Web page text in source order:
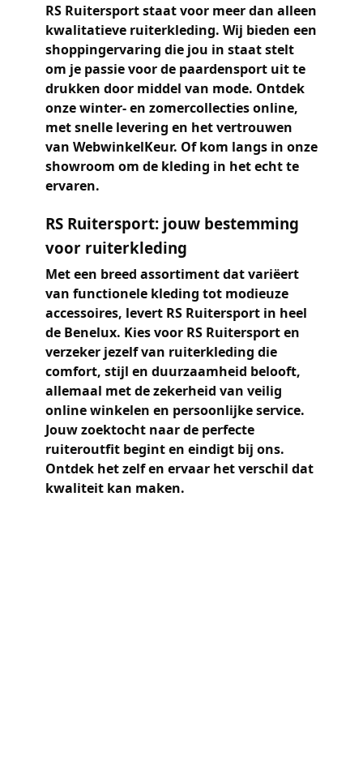
RS Ruitersport staat voor meer dan alleen
kwalitatieve ruiterkleding. Wij bieden een
shoppingervaring die jou in staat stelt
om je passie voor de paardensport uit te
drukken door middel van mode. Ontdek
onze winter- en zomercollecties online,
met snelle levering en het vertrouwen
van WebwinkelKeur. Of kom langs in onze
showroom om de kleding in het echt te
ervaren.
RS Ruitersport: jouw bestemming
voor ruiterkleding
Met een breed assortiment dat variëert
van functionele kleding tot modieuze
accessoires, levert RS Ruitersport in heel
de Benelux. Kies voor RS Ruitersport en
verzeker jezelf van ruiterkleding die
comfort, stijl en duurzaamheid belooft,
allemaal met de zekerheid van veilig
online winkelen en persoonlijke service.
Jouw zoektocht naar de perfecte
ruiteroutfit begint en eindigt bij ons.
Ontdek het zelf en ervaar het verschil dat
kwaliteit kan maken.